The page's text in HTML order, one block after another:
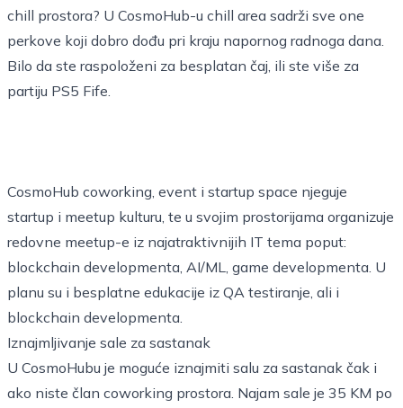
chill prostora? U CosmoHub-u chill area sadrži sve one
perkove koji dobro dođu pri kraju napornog radnoga dana.
Bilo da ste raspoloženi za besplatan čaj, ili ste više za
partiju PS5 Fife.
CosmoHub coworking, event i startup space njeguje
startup i meetup kulturu, te u svojim prostorijama organizuje
redovne meetup-e iz najatraktivnijih IT tema poput:
blockchain developmenta, AI/ML, game developmenta. U
planu su i besplatne edukacije iz QA testiranje, ali i
blockchain developmenta.
Iznajmljivanje sale za sastanak
U CosmoHubu je moguće iznajmiti salu za sastanak čak i
ako niste član coworking prostora. Najam sale je 35 KM po